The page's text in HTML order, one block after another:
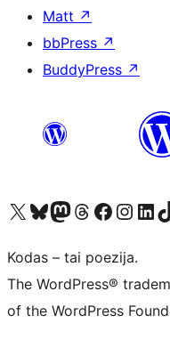
Matt ↗
bbPress ↗
BuddyPress ↗
Visit our X (formerly Twitter) account
Apsilankykite mūsų Bluesky paskyroje
Visit our Mastodon account
Apsilankykite mūsų Threads paskyroje
Visit our Facebook page
Visit ourVisit our
Kodas – tai poezija.
The WordPress®
of the WordPress